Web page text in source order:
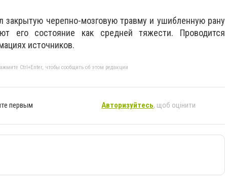
закрытую черепно-мозговую травму и ушибленную рану
его состояние как средней тяжести. Проводится
источников.
Ctrl+Enter, чтобы сообщить об этом редакции
первым Авторизуйтесь, щоб оцінити